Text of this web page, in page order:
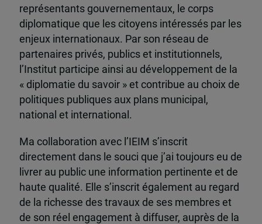
représentants gouvernementaux, le corps
diplomatique que les citoyens intéressés par les
enjeux internationaux. Par son réseau de
partenaires privés, publics et institutionnels,
l’Institut participe ainsi au développement de la
« diplomatie du savoir » et contribue au choix de
politiques publiques aux plans municipal,
national et international.
Ma collaboration avec l’IEIM s’inscrit
directement dans le souci que j’ai toujours eu de
livrer au public une information pertinente et de
haute qualité. Elle s’inscrit également au regard
de la richesse des travaux de ses membres et
de son réel engagement à diffuser, auprès de la